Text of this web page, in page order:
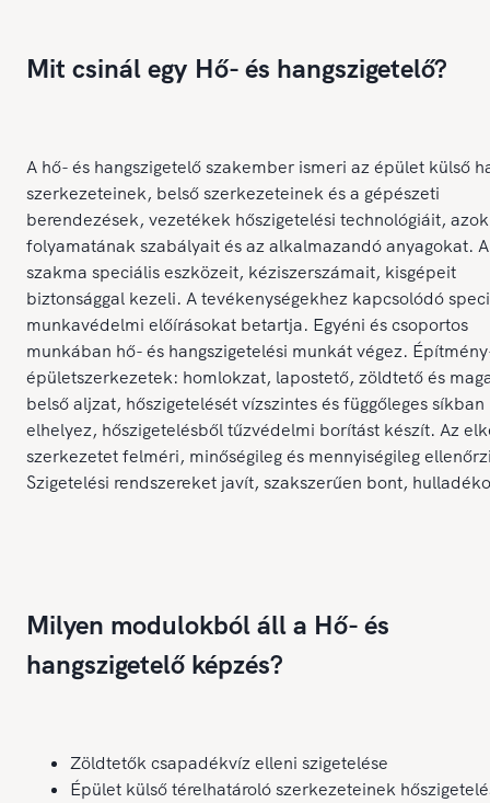
Mit csinál egy Hő- és hangszigetelő?
A hő- és hangszigetelő szakember ismeri az épület külső
szerkezeteinek, belső szerkezeteinek és a gépészeti
berendezések, vezetékek hőszigetelési technológiáit, azok
folyamatának szabályait és az alkalmazandó anyagokat. A
szakma speciális eszközeit, kéziszerszámait, kisgépeit
biztonsággal kezeli. A tevékenységekhez kapcsolódó
munkavédelmi előírásokat betartja. Egyéni és csoportos
munkában hő- és hangszigetelési munkát végez.
épületszerkezetek: homlokzat, lapostető, zöldtető és
belső aljzat, hőszigetelését vízszintes és függőleges síkban
elhelyez, hőszigetelésből tűzvédelmi borítást készít. Az
szerkezetet felméri, minőségileg és mennyiségileg
Szigetelési rendszereket javít, szakszerűen bont,
Milyen modulokból áll a Hő- és
hangszigetelő képzés?
Zöldtetők csapadékvíz elleni szigetelése
Épület külső térelhatároló szerkezeteinek